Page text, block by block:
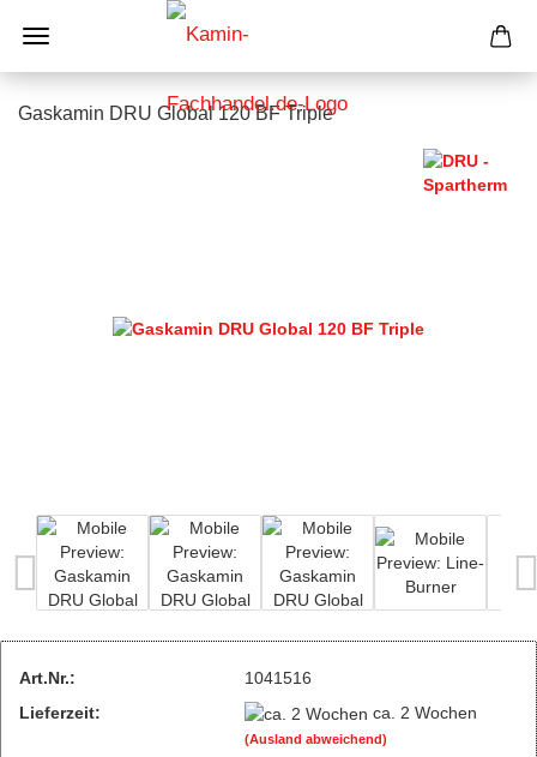
Gaskamin DRU Global 120 BF Triple
Art.Nr.:
1041516
Lieferzeit:
ca. 2 Wochen
(Ausland abweichend)